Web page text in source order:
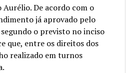
De acordo com o
já aprovado pelo
o previsto no inciso
que, entre os direitos dos
realizado em turnos